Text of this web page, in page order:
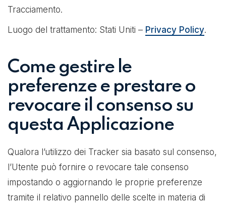
Tracciamento.
Luogo del trattamento: Stati Uniti – Privacy Policy.
Come gestire le
preferenze e prestare o
revocare il consenso su
questa Applicazione
Qualora l’utilizzo dei Tracker sia basato sul consenso,
l’Utente può fornire o revocare tale consenso
impostando o aggiornando le proprie preferenze
tramite il relativo pannello delle scelte in materia di